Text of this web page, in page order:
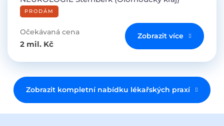
PRODÁM
Očekávaná cena
2 mil. Kč
Zobrazit více
Zobrazit kompletní nabídku lékařských praxí